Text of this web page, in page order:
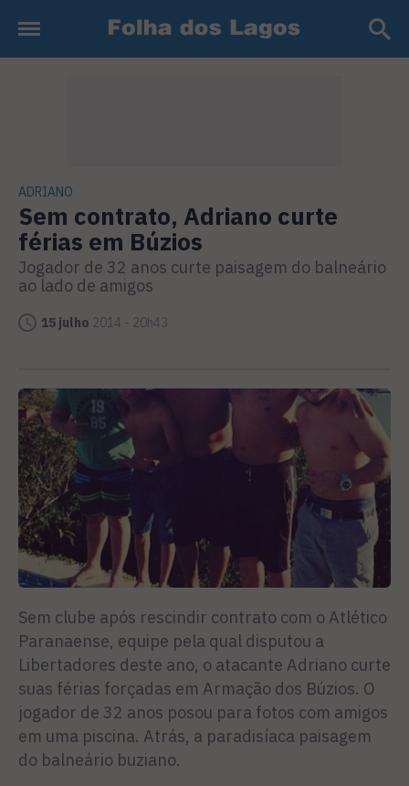
ADRIANO
Sem contrato, Adriano curte
férias em Búzios
Jogador de 32 anos curte paisagem do balneário
ao lado de amigos
15 julho 2014 - 20h43
Sem clube após rescindir contrato com o Atlético
Paranaense, equipe pela qual disputou a
Libertadores deste ano, o atacante Adriano curte
suas férias forçadas em Armação dos Búzios. O
jogador de 32 anos posou para fotos com amigos
em uma piscina. Atrás, a paradisíaca paisagem
do balneário buziano.